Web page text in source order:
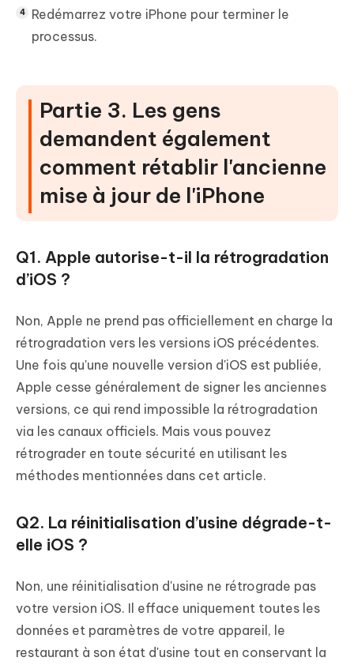
Redémarrez votre iPhone pour terminer le
processus.
Partie 3. Les gens
demandent également
comment rétablir l'ancienne
mise à jour de l'iPhone
Q1. Apple autorise-t-il la rétrogradation
d’iOS ?
Non, Apple ne prend pas officiellement en charge la
rétrogradation vers les versions iOS précédentes.
Une fois qu'une nouvelle version d'iOS est publiée,
Apple cesse généralement de signer les anciennes
versions, ce qui rend impossible la rétrogradation
via les canaux officiels. Mais vous pouvez
rétrograder en toute sécurité en utilisant les
méthodes mentionnées dans cet article.
Q2. La réinitialisation d’usine dégrade-t-
elle iOS ?
Non, une réinitialisation d'usine ne rétrograde pas
votre version iOS. Il efface uniquement toutes les
données et paramètres de votre appareil, le
restaurant à son état d'usine tout en conservant la